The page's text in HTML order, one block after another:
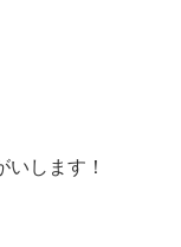
します！